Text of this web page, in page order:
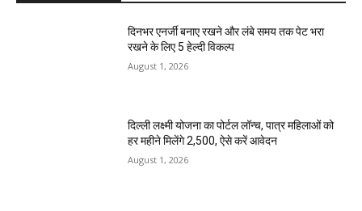
दिनभर एनर्जी बनाए रखने और लंबे समय तक पेट भरा
रखने के लिए 5 हेल्दी विकल्प
August 1, 2026
दिल्ली लक्ष्मी योजना का पोर्टल लॉन्च, पात्र महिलाओं को
हर महीने मिलेंगे ₹2,500, ऐसे करें आवेदन
August 1, 2026